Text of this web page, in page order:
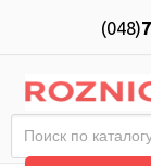
(048)